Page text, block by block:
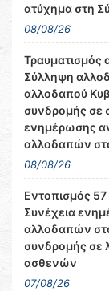
ατύχημα στη
08/08/26
Τραυματισμός
Σύλληψη
αλλοδαπού
συνδρομής σε
ενημέρωσης
αλλοδαπών
08/08/26
Εντοπισμός
Συνέχεια
αλλοδαπών
συνδρομής σε
ασθενών
07/08/26